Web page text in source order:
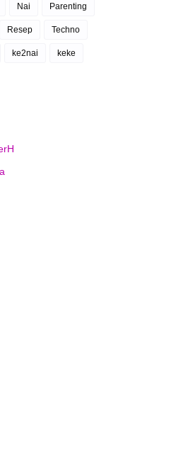
Nai Parenting
Resep Techno
ke2nai keke